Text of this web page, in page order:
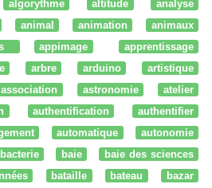
algorythme altitude
analyse
animal animation
animaux
appimage
apprentissage
arbre arduino
artistique
association astronomie
atelier
authentification
authentifier
automatique
autonomie
bacterie baie
baie des sciences
bataille bateau
bazar